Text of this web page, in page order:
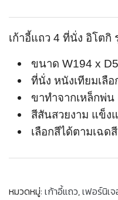
เก้าอี้แถว 4 ที่นั่ง อิโตกิ
ขนาด W194 x
ที่นั่ง หนังเทียมเลือ
ขาทำจากเหล็กพ่น
สีสันสวยงาม แข็ง
เลือกสีได้ตามเฉดสี
หมวดหมู่: เก้าอี้แถว,เฟอร์นิเ